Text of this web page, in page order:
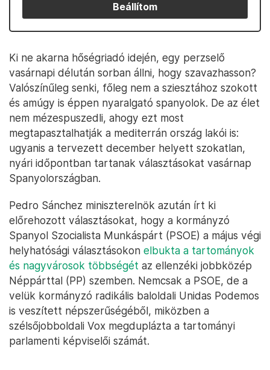
Beállítom
Ki ne akarna hőségriadó idején, egy perzselő
vasárnapi délután sorban állni, hogy szavazhasson?
Valószínűleg senki, főleg nem a sziesztához szokott
és amúgy is éppen nyaralgató spanyolok. De az élet
nem mézespuszedli, ahogy ezt most
megtapasztalhatják a mediterrán ország lakói is:
ugyanis a tervezett december helyett szokatlan,
nyári időpontban tartanak választásokat vasárnap
Spanyolországban.
Pedro Sánchez miniszterelnök azután írt ki
előrehozott választásokat, hogy a kormányzó
Spanyol Szocialista Munkáspárt (PSOE) a május végi
helyhatósági választásokon elbukta a tartományok
és nagyvárosok többségét az ellenzéki jobbközép
Néppárttal (PP) szemben. Nemcsak a PSOE, de a
velük kormányzó radikális baloldali Unidas Podemos
is veszített népszerűségéből, miközben a
szélsőjobboldali Vox megduplázta a tartományi
parlamenti képviselői számát.